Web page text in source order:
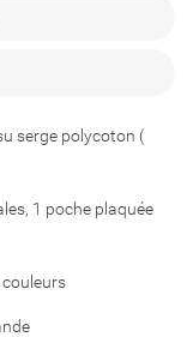
serge polycoton (
1 poche plaquée